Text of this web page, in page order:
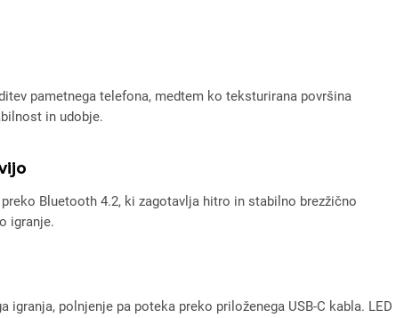
pametnega telefona, medtem ko teksturirana površina
in udobje.
Bluetooth 4.2, ki zagotavlja hitro in stabilno brezžično
igranje.
polnjenje pa poteka preko priloženega USB-C kabla. LED